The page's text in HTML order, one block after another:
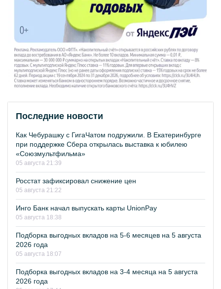
Последние новости
Как Чебурашку с ГигаЧатом подружили. В Екатеринбурге
при поддержке Сбера открылась выставка к юбилею
«Союзмультфильма»
05 августа 21:39
Росстат зафиксировал снижение цен
05 августа 21:22
Инго Банк начал выпускать карты UnionPay
05 августа 18:38
Подборка выгодных вкладов на 5-6 месяцев на 5 августа
2026 года
05 августа 18:07
Подборка выгодных вкладов на 3-4 месяца на 5 августа
2026 года